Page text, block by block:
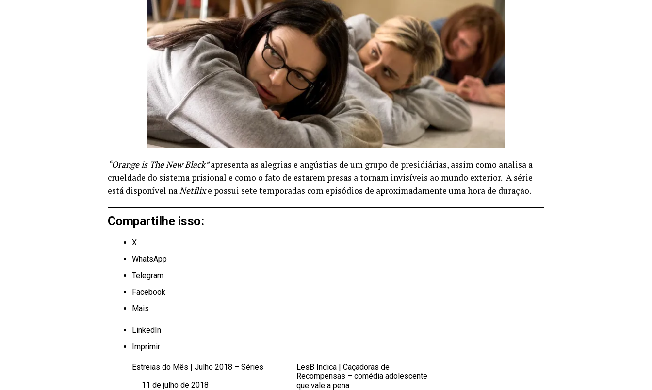
“Orange is The New Black”apresenta as alegrias e angústias de um grupo de presidiárias, assim como analisa a
crueldade do sistema prisional e como o fato de estarem presas a tornam invisíveis ao mundo exterior. A série
está disponível naNetflixe possui sete temporadas com episódios de aproximadamente uma hora de duração.
Compartilhe isso:
X
WhatsApp
Telegram
Facebook
Mais
LinkedIn
Imprimir
Estreias do Mês | Julho 2018 – Séries
Data11 de julho de 2018
LesB Indica | Caçadoras de
Recompensas – comédia adolescente
que vale a pena